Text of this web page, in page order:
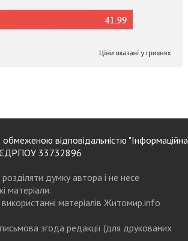
відповідальністю "Інформаційна
ЄДРПОУ 33732896
думку автора і не несе
матеріали.
матеріалів Житомир.info
згода редакції (для друкованих